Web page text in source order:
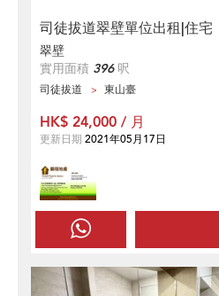
司徒拔道翠壁單位出租|住宅
翠壁
實用面積 396呎
司徒拔道 東山臺
HK$ 24,000 / 月
更新日期 2021年05月17日